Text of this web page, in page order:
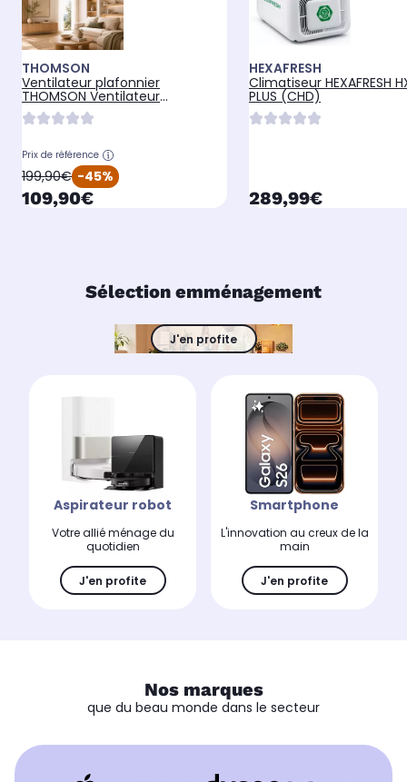
THOMSON
Ventilateur plafonnier
THOMSON Ventilateur
plafonnier avec lumière NOUR
Prix de référence
oldPrice
199,90€ -45%
currentPrice
109,90€
HEXAFRESH
Climatiseur HEXAFRESH
PLUS (CHD)
currentPrice
289,99€
Sélection emménagement
Aspirateur robot
Votre allié ménage du
quotidien
J'en profite
J'en profite
Smartphone
L'innovation au creux de la
main
J'en profite
Nos marques
que du beau monde dans le secteur